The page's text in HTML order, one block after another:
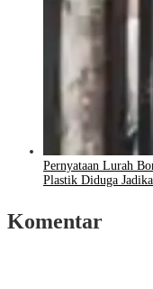
Pernyataan Lurah
Plastik Diduga
Komentar